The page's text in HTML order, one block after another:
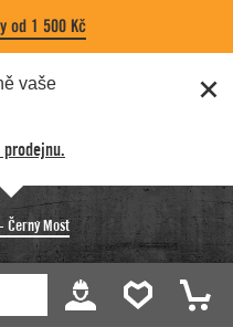
od 1 500 Kč
vaše
Černý Most